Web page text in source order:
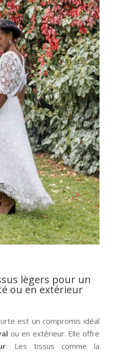
lègers pour un
ou en extérieur
est un compromis idéal
ou en extérieur. Elle offre
. Les tissus comme la